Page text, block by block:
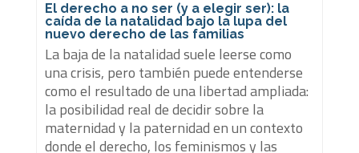
El derecho a no ser (y a elegir ser): la
caída de la natalidad bajo la lupa del
nuevo derecho de las familias
La baja de la natalidad suele leerse como
una crisis, pero también puede entenderse
como el resultado de una libertad ampliada:
la posibilidad real de decidir sobre la
maternidad y la paternidad en un contexto
donde el derecho, los feminismos y las